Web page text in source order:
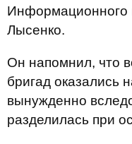
Лысенко.
Он напомнил, что
бригад оказались
вынужденно
разделилась при